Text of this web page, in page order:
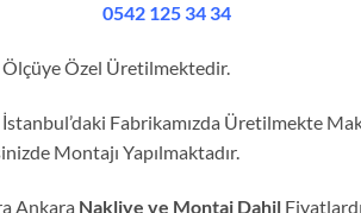
0542 125 34 34
Ölçüye Özel Üretilmektedir.
İstanbul’daki Fabrikamızda Üretilmekte
Montajı Yapılmaktadır.
Ankara Nakliye ve Montaj Dahil